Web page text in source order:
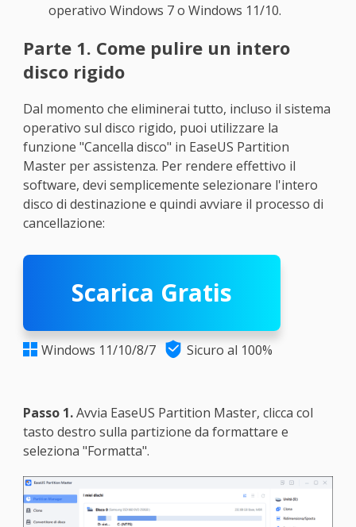
operativo Windows 7 o Windows 11/10.
Parte 1. Come pulire un intero
disco rigido
Dal momento che eliminerai tutto, incluso il sistema
operativo sul disco rigido, puoi utilizzare la
funzione "Cancella disco" in EaseUS Partition
Master per assistenza. Per rendere effettivo il
software, devi semplicemente selezionare l'intero
disco di destinazione e quindi avviare il processo di
cancellazione:
Scarica Gratis
 Windows 11/10/8/7  Sicuro al 100%
Passo 1.Avvia EaseUS Partition Master, clicca col
tasto destro sulla partizione da formattare e
seleziona "Formatta".